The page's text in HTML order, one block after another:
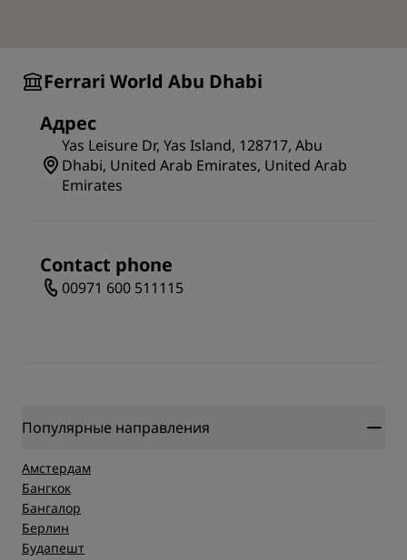
Ferrari World Abu Dhabi
Адрес
Yas Leisure Dr, Yas Island, 128717, Abu
Dhabi, United Arab Emirates, United Arab
Emirates
Contact phone
00971 600 511115
Популярные направления
Амстердам
Бангкок
Бангалор
Берлин
Будапешт